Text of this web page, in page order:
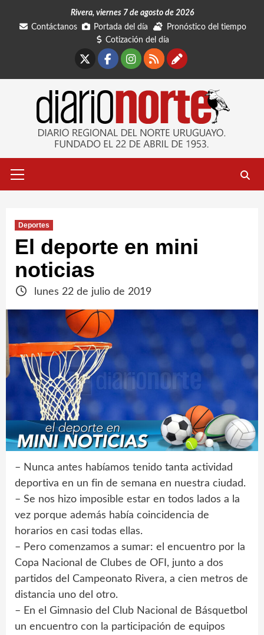
Rivera, viernes 7 de agosto de 2026
Contáctanos
Portada del día
Pronóstico del tiempo
Cotización del día
Facebook
Instagram
RSSContáctanos
primario
Deportes
El deporte en mini
noticias
lunes 22 de julio de 2019
– Nunca antes habíamos tenido tanta actividad
deportiva en un fin de semana en nuestra ciudad.
– Se nos hizo imposible estar en todos lados a la
vez porque además había coincidencia de
horarios en casi todas ellas.
– Pero comenzamos a sumar: el encuentro por la
Copa Nacional de Clubes de OFI, junto a dos
partidos del Campeonato Rivera, a cien metros de
distancia uno del otro.
– En el Gimnasio del Club Nacional de Básquetbol
un encuentro con la participación de equipos